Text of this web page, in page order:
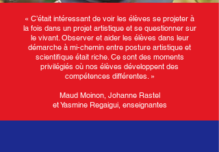
« C’était intéressant de voir les élèves se projeter à
la fois dans un projet artistique et se questionner sur
le vivant. Observer et aider les élèves dans leur
démarche à mi-chemin entre posture artistique et
scientifique était riche. Ce sont des moments
privilégiés où nos élèves développent des
compétences différentes. »​
Maud Moinon, Johanne Rastel
et Yasmine Regaigui, enseignantes